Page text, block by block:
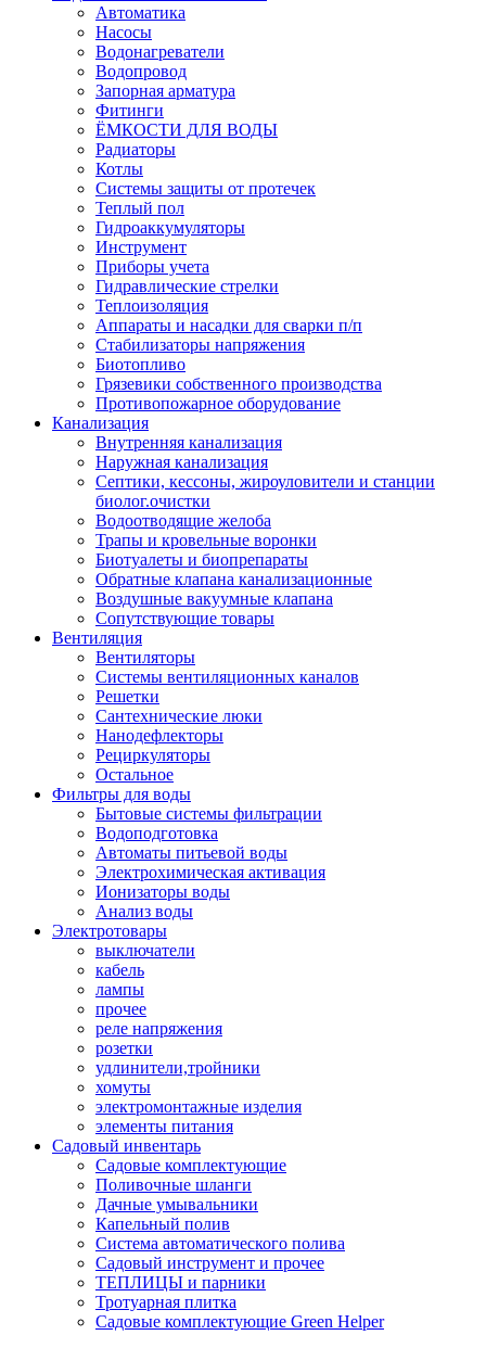
Автоматика
Насосы
Водонагреватели
Водопровод
Запорная арматура
Фитинги
ЁМКОСТИ ДЛЯ ВОДЫ
Радиаторы
Котлы
Системы защиты от протечек
Теплый пол
Гидроаккумуляторы
Инструмент
Приборы учета
Гидравлические стрелки
Теплоизоляция
Аппараты и насадки для сварки п/п
Стабилизаторы напряжения
Биотопливо
Грязевики собственного производства
Противопожарное оборудование
Канализация
Внутренняя канализация
Наружная канализация
Септики, кессоны, жироуловители и станции
биолог.очистки
Водоотводящие желоба
Трапы и кровельные воронки
Биотуалеты и биопрепараты
Обратные клапана канализационные
Воздушные вакуумные клапана
Сопутствующие товары
Вентиляция
Вентиляторы
Системы вентиляционных каналов
Решетки
Сантехнические люки
Нанодефлекторы
Рециркуляторы
Остальное
Фильтры для воды
Бытовые системы фильтрации
Водоподготовка
Автоматы питьевой воды
Электрохимическая активация
Ионизаторы воды
Анализ воды
Электротовары
выключатели
кабель
лампы
прочее
реле напряжения
розетки
удлинители,тройники
хомуты
электромонтажные изделия
элементы питания
Садовый инвентарь
Садовые комплектующие
Поливочные шланги
Дачные умывальники
Капельный полив
Система автоматического полива
Садовый инструмент и прочее
ТЕПЛИЦЫ и парники
Тротуарная плитка
Садовые комплектующие Green Helper